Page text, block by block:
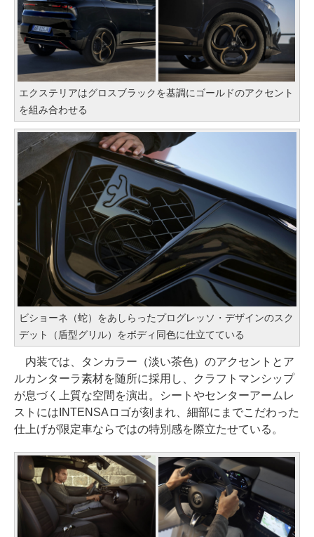
エクステリアはグロスブラックを基調にゴールドのアクセント
を組み合わせる
ビショーネ（蛇）をあしらったプログレッソ・デザインのスク
デット（盾型グリル）をボディ同色に仕立てている
内装では、タンカラー（淡い茶色）のアクセントとア
ルカンターラ素材を随所に採用し、クラフトマンシップ
が息づく上質な空間を演出。シートやセンターアームレ
ストにはINTENSAロゴが刻まれ、細部にまでこだわった
仕上げが限定車ならではの特別感を際立たせている。